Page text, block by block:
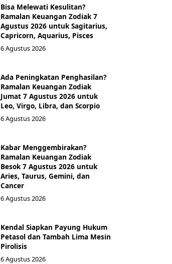
Bisa Melewati Kesulitan?
Ramalan Keuangan Zodiak 7
Agustus 2026 untuk Sagitarius,
Capricorn, Aquarius, Pisces
6 Agustus 2026
Ada Peningkatan Penghasilan?
Ramalan Keuangan Zodiak
Jumat 7 Agustus 2026 untuk
Leo, Virgo, Libra, dan Scorpio
6 Agustus 2026
Kabar Menggembirakan?
Ramalan Keuangan Zodiak
Besok 7 Agustus 2026 untuk
Aries, Taurus, Gemini, dan
Cancer
6 Agustus 2026
Kendal Siapkan Payung Hukum
Petasol dan Tambah Lima Mesin
Pirolisis
6 Agustus 2026